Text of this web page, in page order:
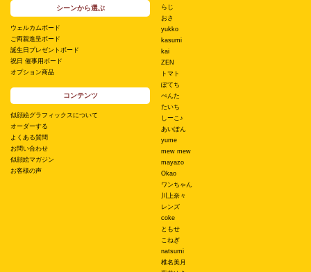
シーンから選ぶ
ウェルカムボード
ご両親進呈ボード
誕生日プレゼントボード
祝日 催事用ボード
オプション商品
コンテンツ
似顔絵グラフィックスについて
オーダーする
よくある質問
お問い合わせ
似顔絵マガジン
お客様の声
らじ
おさ
yukko
kasumi
kai
ZEN
トマト
ぽてち
ぺんた
たいち
しーこ♪
あいぽん
yume
mew mew
mayazo
Okao
ワンちゃん
川上奈々
レンズ
coke
ともせ
こねぎ
natsumi
椎名美月